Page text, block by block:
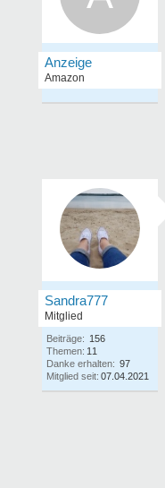
Sandra777
Mitglied
Beiträge: 156
Themen: 11
Danke erhalten: 97
Mitglied seit: 07.04.2021